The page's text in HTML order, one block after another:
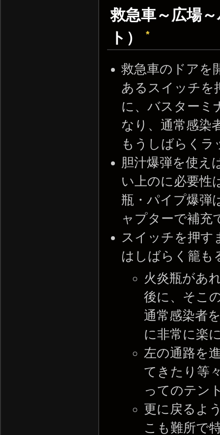
救急車～広場
ト）*
救急車のドアを
あるスイッチを
に、バスターミ
なり、通常感染
もうしばらくラ
胆汁爆弾を使え
い上のに必要性
瓶・パイプ爆弾
ャプターで補充
スイッチを押す
はしばらく籠も
火炎瓶があ
後に、そこ
通常感染者
に非常に楽
左の通路を
てきたり等
ってのテン
更に戻るよ
こも難所で